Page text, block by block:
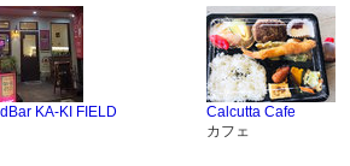
KA-KI FIELD
Calcutta Cafe
カフェ